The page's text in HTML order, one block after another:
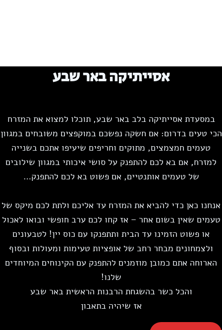
אסייתיקה באר שבע
במסעדת אסייתיקה בלב באר שבע, תוכלו למצוא את המזרח
טעים בדרום: אם חשקה נפשכם במוקפצים משובחים במגוון
טעמים חמצמצים, מתוקים וחריפים שיעיפו אתכם בשנייה
למזרח, אם בא לכם להתפנק על סושי איכותי במגוון שילובים
של טעמים אותנטיים, אם פשוט בא לכם להתפנק…
אנחנו כאן כדי להביא את המזרח עד אליכם ולתת לכם מיקס של
טעמים שאין בשום אחר – אז קחו לכם ערב חופשי ובואו לאכול
או פשוט הזמינו עד הבית ותתפנקו עם כוס יין! לטבעונים
ולצמחונים מבחר רחב של אופציות טעימות ומעולות ובסוף
הארוחה אתם כמובן מוזמנים להתפנק עם הקינוחים המיוחדים
שלנו!
והכל כשר בהשגחת הרבנות הראשית באר שבע
אז שיהיה בתאבון